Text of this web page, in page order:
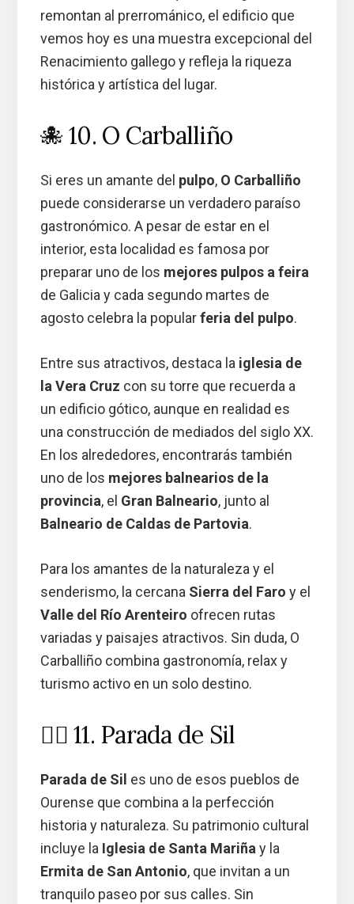
remontan al prerrománico, el edificio que
vemos hoy es una muestra excepcional del
Renacimiento gallego y refleja la riqueza
histórica y artística del lugar.
🐙 10. O Carballiño
Si eres un amante del pulpo, O Carballiño
puede considerarse un verdadero paraíso
gastronómico. A pesar de estar en el
interior, esta localidad es famosa por
preparar uno de los mejores pulpos a feira
de Galicia y cada segundo martes de
agosto celebra la popularferia del pulpo.
Entre sus atractivos, destaca la iglesia de
la Vera Cruz con su torre que recuerda a
un edificio gótico, aunque en realidad es
una construcción de mediados del siglo XX.
En los alrededores, encontrarás también
uno de los mejores balnearios de la
provincia, el Gran Balneario, junto al
Balneario de Caldas de Partovia.
Para los amantes de la naturaleza y el
senderismo, la cercana Sierra del Faro y el
Valle del Río Arenteiro ofrecen rutas
variadas y paisajes atractivos. Sin duda, O
Carballiño combina gastronomía, relax y
turismo activo en un solo destino.
🚣‍♂️ 11. Parada de Sil
Parada de Sil es uno de esos pueblos de
Ourense que combina a la perfección
historia y naturaleza. Su patrimonio cultural
incluye la Iglesia de Santa Mariña y la
Ermita de San Antonio, que invitan a un
tranquilo paseo por sus calles. Sin